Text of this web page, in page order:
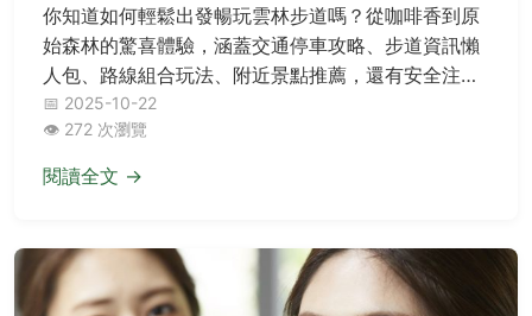
雲林步道：交通便利、森林驚喜之旅、
行前懶人包、安全遊玩關鍵
你知道如何輕鬆出發暢玩雲林步道嗎？從咖啡香到原
始森林的驚喜體驗，涵蓋交通停車攻略、步道資訊懶
人包、路線組合玩法、附近景點推薦，還有安全注意
事項和快速問答，確保你無憂探索，享受全程愉快冒
📅 2025-10-22
閱讀全文 →